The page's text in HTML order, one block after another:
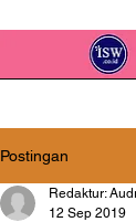
Postingan
Redaktur:
12 Sep 2019